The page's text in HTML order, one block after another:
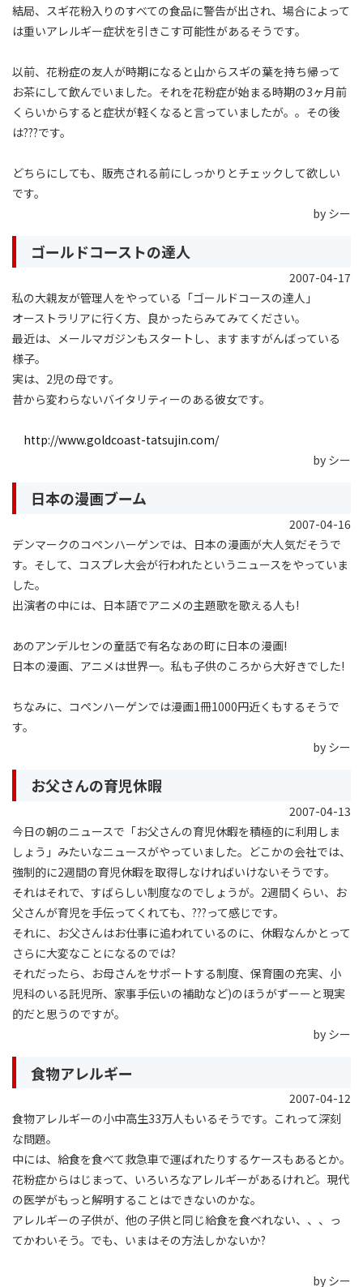
結局、スギ花粉入りのすべての食品に警告が出され、場合によって
は重いアレルギー症状を引きこす可能性があるそうです。
以前、花粉症の友人が時期になると山からスギの葉を持ち帰って
お茶にして飲んでいました。それを花粉症が始まる時期の3ヶ月前
くらいからすると症状が軽くなると言っていましたが。。その後
は???です。
どちらにしても、販売される前にしっかりとチェックして欲しい
です。
by シー
ゴールドコーストの達人
2007-04-17
私の大親友が管理人をやっている「ゴールドコースの達人」
オーストラリアに行く方、良かったらみてみてください。
最近は、メールマガジンもスタートし、ますますがんばっている
様子。
実は、2児の母です。
昔から変わらないバイタリティーのある彼女です。
http://www.goldcoast-tatsujin.com/
by シー
日本の漫画ブーム
2007-04-16
デンマークのコペンハーゲンでは、日本の漫画が大人気だそうで
す。そして、コスプレ大会が行われたというニュースをやっていま
した。
出演者の中には、日本語でアニメの主題歌を歌える人も!
あのアンデルセンの童話で有名なあの町に日本の漫画!
日本の漫画、アニメは世界一。私も子供のころから大好きでした!
ちなみに、コペンハーゲンでは漫画1冊1000円近くもするそうで
す。
by シー
お父さんの育児休暇
2007-04-13
今日の朝のニュースで「お父さんの育児休暇を積極的に利用しま
しょう」みたいなニュースがやっていました。どこかの会社では、
強制的に2週間の育児休暇を取得しなければいけないそうです。
それはそれで、すばらしい制度なのでしょうが。2週間くらい、お
父さんが育児を手伝ってくれても、???って感じです。
それに、お父さんはお仕事に追われているのに、休暇なんかとって
さらに大変なことになるのでは?
それだったら、お母さんをサポートする制度、保育園の充実、小
児科のいる託児所、家事手伝いの補助など)のほうがずーーと現実
的だと思うのですが。
by シー
食物アレルギー
2007-04-12
食物アレルギーの小中高生33万人もいるそうです。これって深刻
な問題。
中には、給食を食べて救急車で運ばれたりするケースもあるとか。
花粉症からはじまって、いろいろなアレルギーがあるけれど。現代
の医学がもっと解明することはできないのかな。
アレルギーの子供が、他の子供と同じ給食を食べれない、、、っ
てかわいそう。でも、いまはその方法しかないか?
by シー